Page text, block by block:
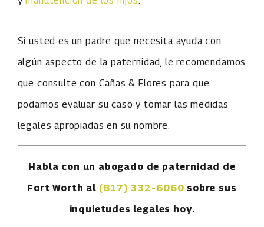
Si usted es un padre que necesita ayuda con
algún aspecto de la paternidad, le recomendamos
que consulte con Cañas & Flores para que
podamos evaluar su caso y tomar las medidas
legales apropiadas en su nombre.
Habla con un abogado de paternidad de
Fort Worth al (817) 332-6060 sobre sus
inquietudes legales hoy.